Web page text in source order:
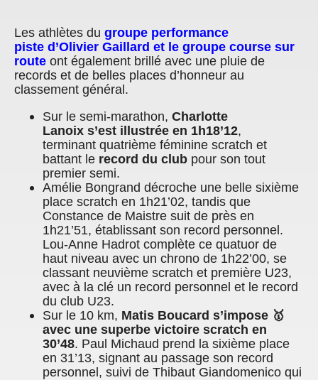
Les athlètes du groupe performance
piste d’Olivier Gaillard et le groupe course sur
route ont également brillé avec une pluie de
records et de belles places d’honneur au
classement général.
Sur le semi-marathon, Charlotte
Lanoix s’est illustrée en 1h18’12,
terminant quatrième féminine scratch et
battant le record du club pour son tout
premier semi.
Amélie Bongrand décroche une belle sixième
place scratch en 1h21’02, tandis que
Constance de Maistre suit de près en
1h21’51, établissant son record personnel.
Lou-Anne Hadrot complète ce quatuor de
haut niveau avec un chrono de 1h22’00, se
classant neuvième scratch et première U23,
avec à la clé un record personnel et le record
du club U23.
Sur le 10 km, Matis Boucard s’impose 🥇
avec une superbe victoire scratch en
30’48. Paul Michaud prend la sixième place
en 31’13, signant au passage son record
personnel, suivi de Thibaut Giandomenico qui